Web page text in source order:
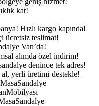
kat!
Hızlı kargo kapında!
ücretsiz teslimat!
Van’da!
alımda özel indirim!
denince tek adres!
al, yerli üretimi destekle!